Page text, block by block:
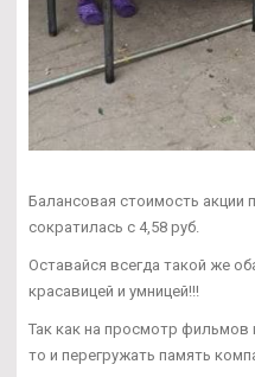
Балансовая стоимость акции
сократилась с 4,58 руб.
Оставайся всегда такой же
красавицей и умницей!!!
Так как на просмотр фильмов
то и перегружать память